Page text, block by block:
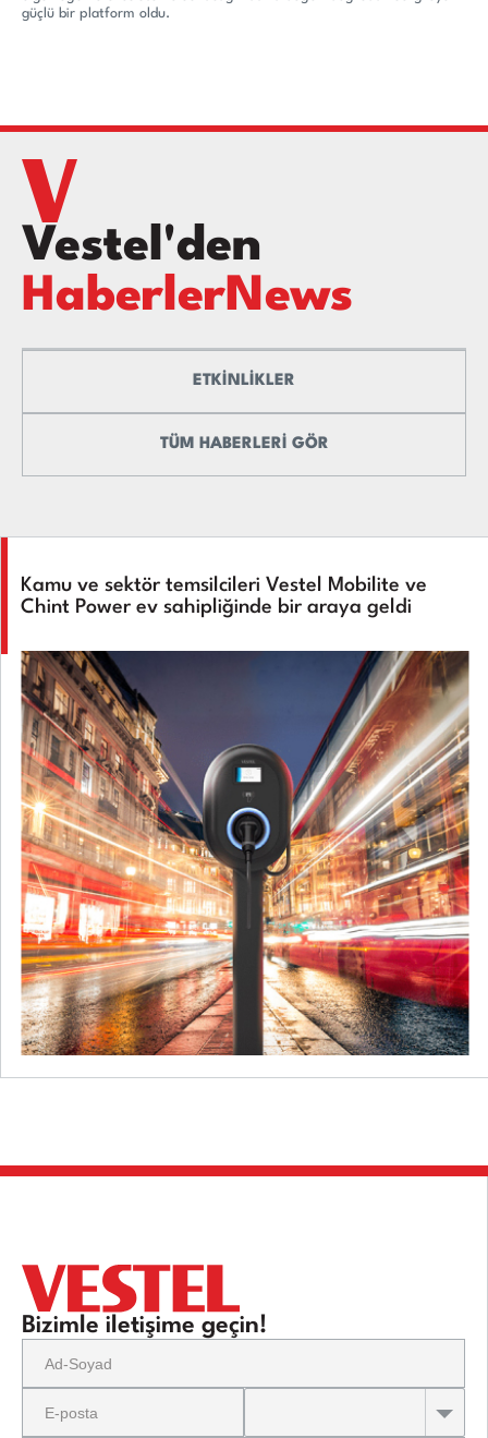
güçlü bir platform oldu.
Vestel'den
HaberlerNews
ETKİNLİKLER
TÜM HABERLERİ GÖR
Kamu ve sektör temsilcileri Vestel Mobilite ve
Chint Power ev sahipliğinde bir araya geldi
Bizimle iletişime geçin!